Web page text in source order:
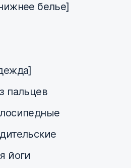
белье]
пальцев
йоги